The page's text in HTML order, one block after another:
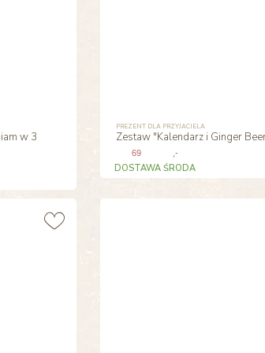
w 3
PREZENT DLA PRZYJACIELA
Zestaw "Kalendarz i Ginger
69 ,-
DOSTAWA ŚRODA